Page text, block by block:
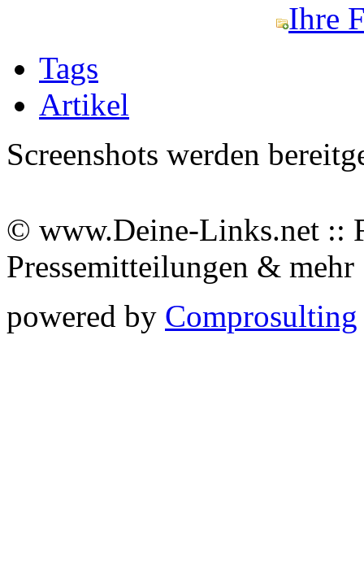
Ihre
Tags
Artikel
Screenshots werden
© www.Deine-Links.net ::
Pressemitteilungen &
powered by Comprosulting